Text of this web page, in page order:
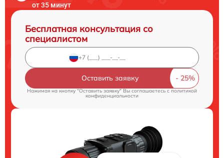
от 35 минут
Бесплатная консультация со
специалистом
Оставить заявку
Нажимая на кнопку "Оставить заявку" Вы соглашаетесь cполитикой
конфиденциальности